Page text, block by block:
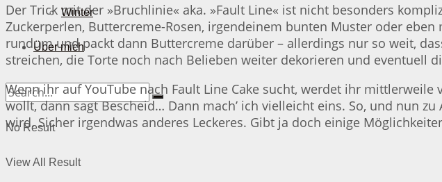
Winter
Über mich
No Result
View All Result
Der Trick mit der »Bruchlinie« aka. »Fault Line« ist nicht besonders
Zuckerperlen, Buttercreme-Rosen, irgendeinem bunten Muster oder
rundum und packt dann Buttercreme darüber – allerdings nur so weit,
streichen, die Torte noch nach Belieben weiter dekorieren und eventuell
Wenn ihr auf YouTube nach Fault Line Cake sucht, werdet ihr
wollt, dann sagt Bescheid… Dann mach’ ich vielleicht eins. So, und nun
wird. Sicher irgendwas anderes Leckeres. Gibt ja doch einige